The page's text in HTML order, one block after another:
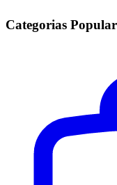
Categorias